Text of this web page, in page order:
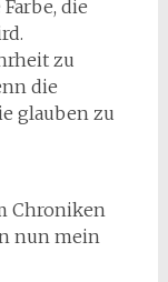
die
zu
die
glauben zu
Chroniken
nun mein